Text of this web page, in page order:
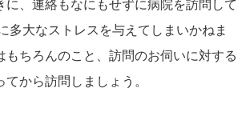
に、連絡もなにもせずに病院を訪問して
多大なストレスを与えてしまいかねま
もちろんのこと、訪問のお伺いに対する
から訪問しましょう。